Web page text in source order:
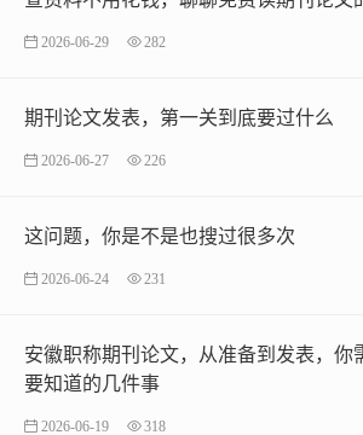
2026-06-29 282
期刊论文发表，第一关到底要过什么
2026-06-27 226
这问题，你是不是也搜过很多次
2026-06-24 231
安徽职称期刊论文，从准备到发表，你
要知道的几件事
2026-06-19 318